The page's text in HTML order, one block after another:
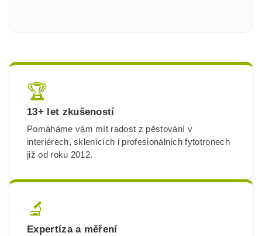
🏆
13+ let zkušeností
Pomáháme vám mít radost z pěstování v
interiérech, sklenících i profesionálních fytotronech
již od roku 2012.
🔬
Expertíza a měření